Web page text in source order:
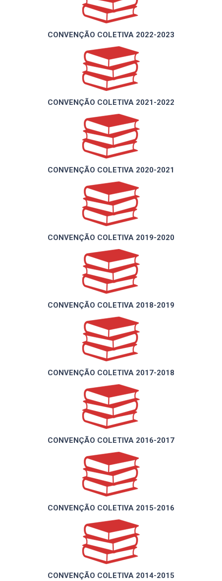
CONVENÇÃO COLETIVA 2022-2023
CONVENÇÃO COLETIVA 2021-2022
CONVENÇÃO COLETIVA 2020-2021
CONVENÇÃO COLETIVA 2019-2020
CONVENÇÃO COLETIVA 2018-2019
CONVENÇÃO COLETIVA 2017-2018
CONVENÇÃO COLETIVA 2016-2017
CONVENÇÃO COLETIVA 2015-2016
CONVENÇÃO COLETIVA 2014-2015